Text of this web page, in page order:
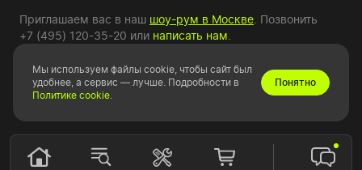
Приглашаем вас в наш шоу-рум в Москве. Позвонить
+7 (495) 120-35-20 или написать нам.
Copyright © 2010-2026 HYPERPC.
Мы используем файлы cookie, чтобы сайт был
удобнее, а сервис — лучше. Подробности в
Политике cookie.
Понятно